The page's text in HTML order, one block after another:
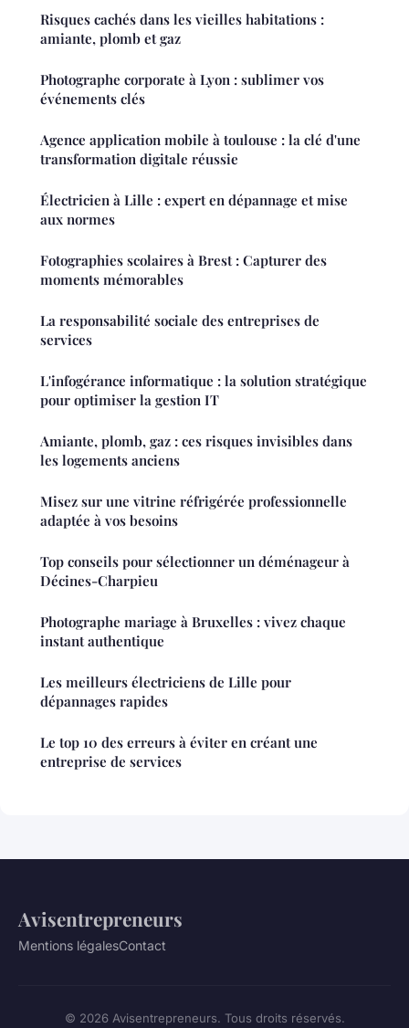
Risques cachés dans les vieilles habitations :
amiante, plomb et gaz
Photographe corporate à Lyon : sublimer vos
événements clés
Agence application mobile à toulouse : la clé d'une
transformation digitale réussie
Électricien à Lille : expert en dépannage et mise
aux normes
Fotographies scolaires à Brest : Capturer des
moments mémorables
La responsabilité sociale des entreprises de
services
L'infogérance informatique : la solution stratégique
pour optimiser la gestion IT
Amiante, plomb, gaz : ces risques invisibles dans
les logements anciens
Misez sur une vitrine réfrigérée professionnelle
adaptée à vos besoins
Top conseils pour sélectionner un déménageur à
Décines-Charpieu
Photographe mariage à Bruxelles : vivez chaque
instant authentique
Les meilleurs électriciens de Lille pour
dépannages rapides
Le top 10 des erreurs à éviter en créant une
entreprise de services
Avisentrepreneurs
Mentions légalesContact
© 2026 Avisentrepreneurs. Tous droits réservés.